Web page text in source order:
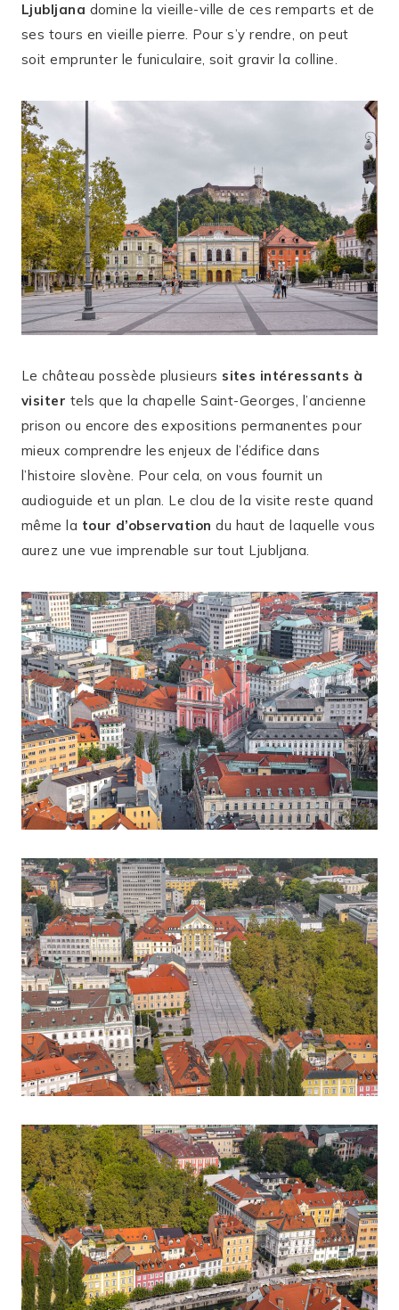
Ljubljana domine la vieille-ville de ces remparts et de
ses tours en vieille pierre. Pour s’y rendre, on peut
soit emprunter le funiculaire, soit gravir la colline.
Le château possède plusieurs sites intéressants à
visiter tels que la chapelle Saint-Georges, l’ancienne
prison ou encore des expositions permanentes pour
mieux comprendre les enjeux de l’édifice dans
l’histoire slovène. Pour cela, on vous fournit un
audioguide et un plan. Le clou de la visite reste quand
même la tour d’observationdu haut de laquelle vous
aurez une vue imprenable sur tout Ljubljana.